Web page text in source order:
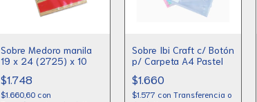
Sobre Medoro manila
19 x 24 (2725) x 10
$1.748
$1.660,60 con
Sobre Ibi Craft c/ Botón
p/ Carpeta A4 Pastel
$1.660
$1.577 con Transferencia o